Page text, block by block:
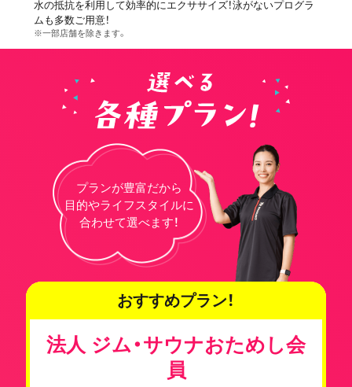
水の抵抗を利用して効率的にエクササイズ！泳がないプログラ
ムも多数ご用意！
※一部店舗を除きます。
プランが豊富だから
目的やライフスタイルに
合わせて選べます！
おすすめプラン！
法人 ジム・サウナおためし会
員